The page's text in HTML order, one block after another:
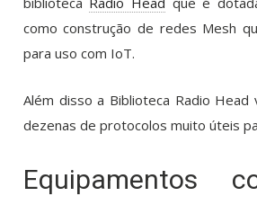
como construção de redes Mesh
para uso com IoT.
Além disso a Biblioteca Radio Head
dezenas de protocolos muito úteis
Equipamentos